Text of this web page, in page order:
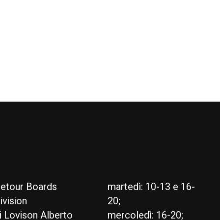
Boards
Lovison Alberto
martedì: 10-13 e 16-
20;
mercoledì: 16-20;